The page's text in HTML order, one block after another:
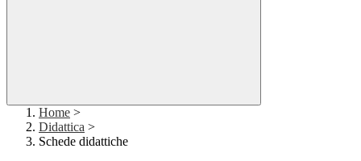
Home >
Didattica >
Schede didattiche